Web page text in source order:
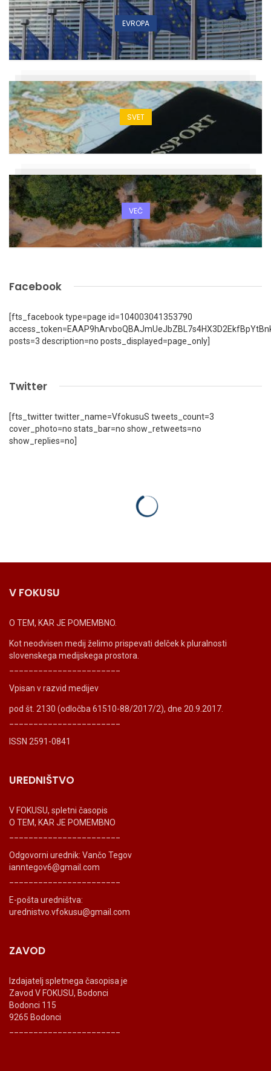
EVROPA
SVET
VEČ
Facebook
[fts_facebook type=page id=104003041353790
posts=3 description=no posts_displayed=page_only]
Twitter
[fts_twitter twitter_name=VfokusuS tweets_count=3
cover_photo=no stats_bar=no show_retweets=no
show_replies=no]
V FOKUSU
O TEM, KAR JE POMEMBNO.
Kot neodvisen medij želimo prispevati delček k pluralnosti
slovenskega medijskega prostora.
Vpisan v razvid medijev
pod št. 2130 (odločba 61510-88/2017/2), dne 20.9.2017.
ISSN 2591-0841
UREDNIŠTVO
V FOKUSU, spletni časopis
O TEM, KAR JE POMEMBNO
Odgovorni urednik: Vančo Tegov
ianntegov6@gmail.com
E-pošta uredništva:
urednistvo.vfokusu@gmail.com
ZAVOD
Izdajatelj spletnega časopisa je
Zavod V FOKUSU, Bodonci
Bodonci 115
9265 Bodonci